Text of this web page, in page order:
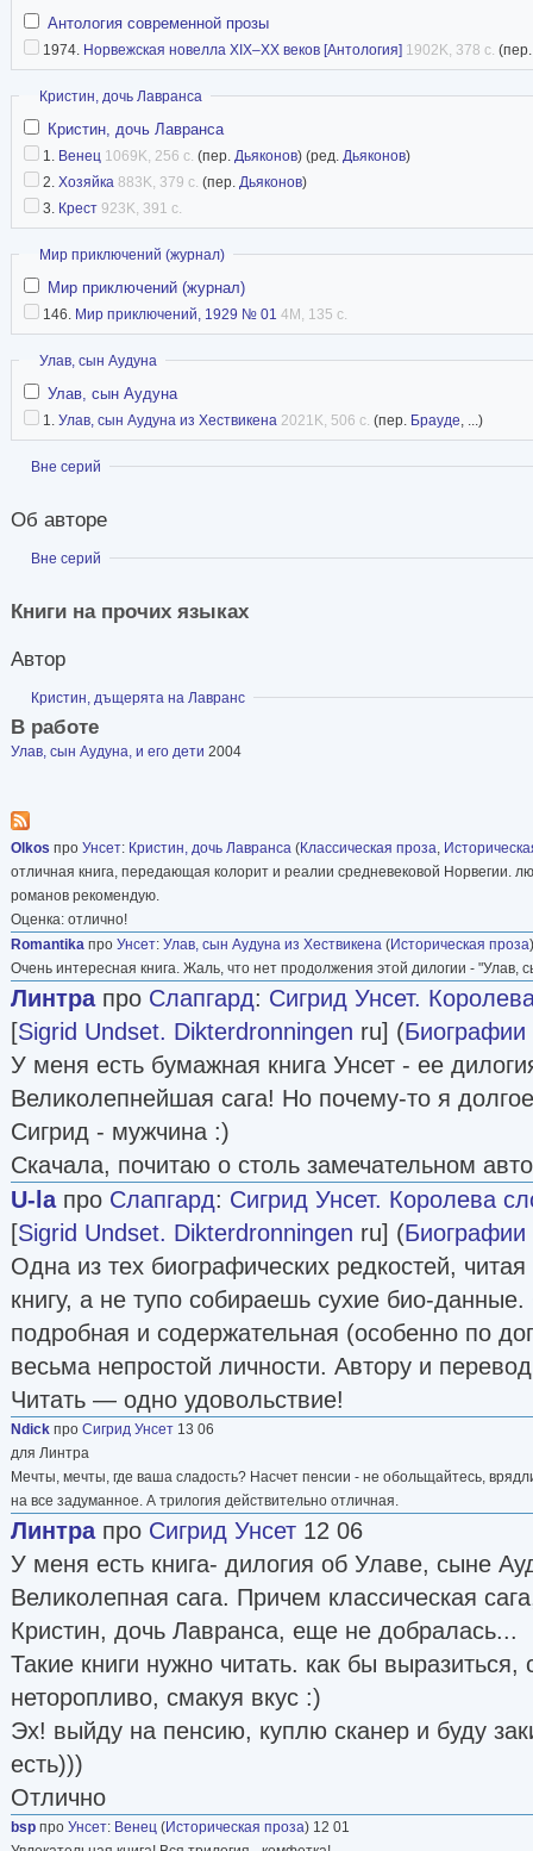
Антология современной прозы
1974. Норвежская новелла XIX–XX веков [Антология] 1902K, 378 с.
Скрыть
Кристин, дочь Лавранса
Кристин, дочь Лавранса
1. Венец 1069K, 256 с. (пер. Дьяконов) (ред. Дьяконов)
2. Хозяйка 883K, 379 с. (пер. Дьяконов)
3. Крест 923K, 391 с.
Скрыть
Мир приключений (журнал)
Мир приключений (журнал)
146. Мир приключений, 1929 № 01 4M, 135 с.
Скрыть
Улав, сын Аудуна
Улав, сын Аудуна
1. Улав, сын Аудуна из Хествикена 2021K, 506 с. (пер. Брауде, ...)
Показать
Вне серий
Об авторе
Показать
Вне серий
Книги на прочих языках
Автор
Показать
Кристин, дъщерята на Лавранс
В работе
Улав, сын Аудуна, и его дети 2004
Olkos про Унсет: Кристин, дочь Лавранса (Классическая проза,
отличная книга, передающая колорит и реалии средневековой Норвегии.
романов рекомендую.
Оценка: отлично!
Romantika про Унсет: Улав, сын Аудуна из Хествикена (Историческая проза
Очень интересная книга. Жаль, что нет продолжения этой дилогии - "Улав,
Линтрапро Слапгард: Сигрид Унсет.
[Sigrid Undset. Dikterdronningen ru] (
У меня есть бумажная книга Унсет - ее
Великолепнейшая сага! Но почему-то я
Сигрид - мужчина :)
Скачала, почитаю о столь замечательном
U-laпро Слапгард: Сигрид Унсет. Королева
[Sigrid Undset. Dikterdronningen ru] (
Одна из тех биографических редкостей,
книгу, а не тупо собираешь сухие био-
подробная и содержательная (особенно по
весьма непростой личности. Автору и
Читать — одно удовольствие!
Ndick про Сигрид Унсет 13 06
для Линтра
Мечты, мечты, где ваша сладость? Насчет пенсии - не обольщайтесь,
на все задуманное. А трилогия действительно отличная.
Линтрапро Сигрид Унсет 12 06
У меня есть книга- дилогия об Улаве, сыне
Великолепная сага. Причем классическая
Кристин, дочь Лавранса, еще не добралась...
Такие книги нужно читать. как бы выразиться,
неторопливо, смакуя вкус :)
Эх! выйду на пенсию, куплю сканер и буду
есть)))
Отлично
bsp про Унсет: Венец (Историческая проза) 12 01